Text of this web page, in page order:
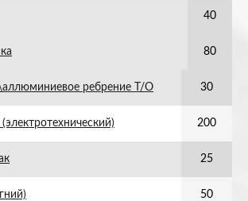
40
80
ребрение Т/О 30
200
25
50